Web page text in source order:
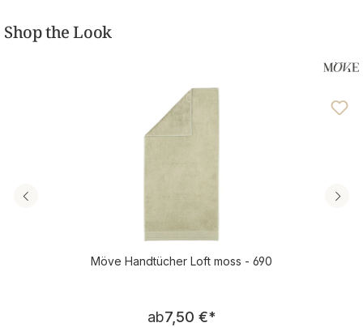
Shop the Look
Möve Handtücher Loft moss - 690
Regulärer Preis:
ab7,50 €*